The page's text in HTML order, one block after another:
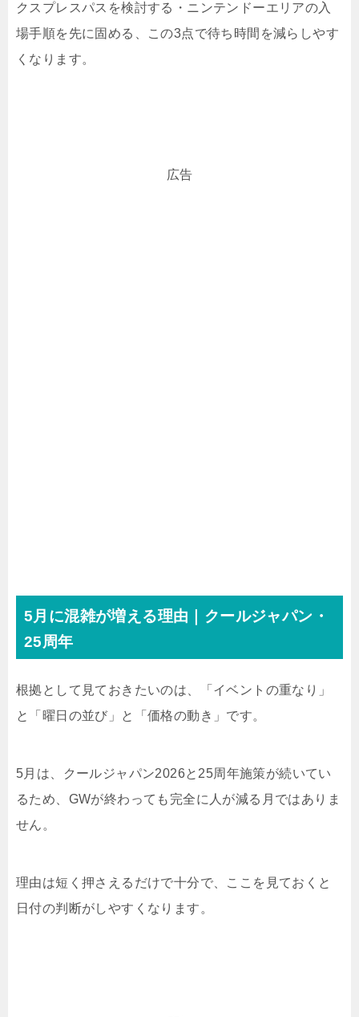
クスプレスパスを検討する・ニンテンドーエリアの入
場手順を先に固める、この3点で待ち時間を減らしやす
くなります。
広告
5月に混雑が増える理由｜クールジャパン・
25周年
根拠として見ておきたいのは、「イベントの重なり」
と「曜日の並び」と「価格の動き」です。
5月は、クールジャパン2026と25周年施策が続いてい
るため、GWが終わっても完全に人が減る月ではありま
せん。
理由は短く押さえるだけで十分で、ここを見ておくと
日付の判断がしやすくなります。